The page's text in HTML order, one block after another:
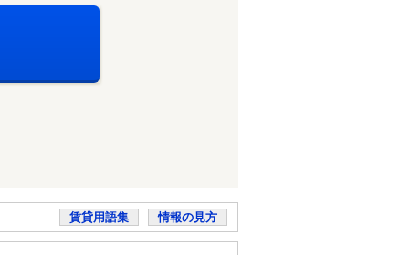
賃貸用語集 情報の見方